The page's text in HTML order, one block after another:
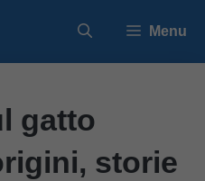
Menu
gatto
storie